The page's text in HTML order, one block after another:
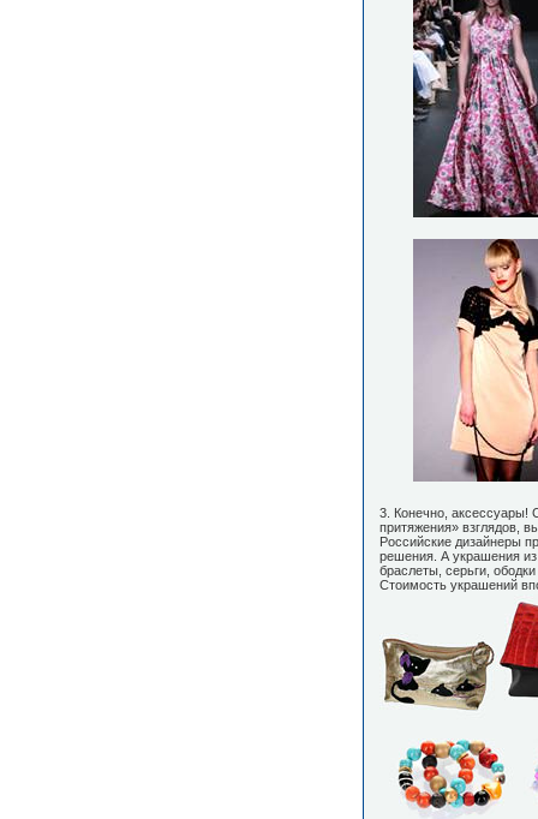
3. Конечно, аксессуары!
притяжения» взглядов,
Российские дизайнеры
решения. А украшения
браслеты, серьги,
Стоимость украшений